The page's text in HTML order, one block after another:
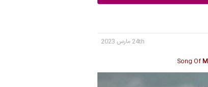
24th مارس 2023
Song Of